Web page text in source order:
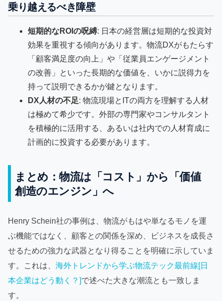
乗り越えるべき障壁
短期的なROIの呪縛: 日本の経営層は短期的な投資対
効果を重視する傾向があります。物流DXがもたらす
「顧客満足度の向上」や「従業員エンゲージメント
の改善」といった長期的な価値を、いかに説得力を
持って説明できるかが鍵となります。
DX人材の不足: 物流現場とITの両方を理解する人材
は極めて希少です。外部の専門家やコンサルタント
を積極的に活用する、あるいは社内での人材育成に
計画的に投資する必要があります。
まとめ：物流は「コスト」から「価値
創造のエンジン」へ
Henry Schein社の事例は、物流がもはや単なるモノを運
ぶ機能ではなく、顧客との関係を深め、ビジネスを成長さ
せるための強力な武器となり得ることを明確に示していま
す。これは、 海外トレンドから学ぶ物流テック最前線[日
本企業はどう動く？]で述べた大きな潮流とも一致しま
す。